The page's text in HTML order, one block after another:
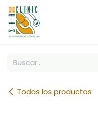
Ir al contenido
Todos los productos